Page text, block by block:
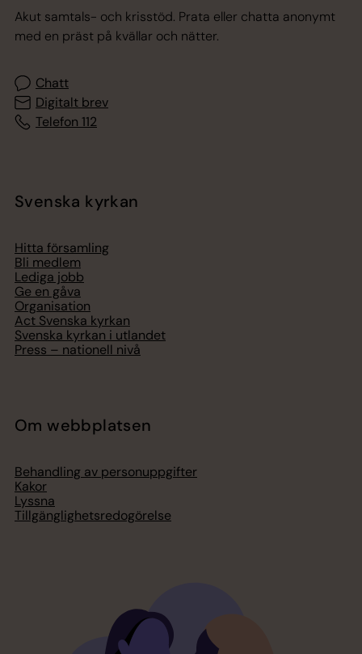
Akut samtals- och krisstöd. Prata eller chatta anonymt
med en präst på kvällar och nätter.
Chatt
Digitalt brev
Telefon 112
Svenska kyrkan
Hitta församling
Bli medlem
Lediga jobb
Ge en gåva
Organisation
Act Svenska kyrkan
Svenska kyrkan i utlandet
Press – nationell nivå
Om webbplatsen
Behandling av personuppgifter
Kakor
Lyssna
Tillgänglighetsredogörelse